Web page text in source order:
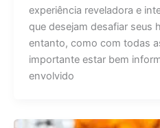
experiência reveladora e
que desejam desafiar seus
entanto, como com todas
importante estar bem
envolvido